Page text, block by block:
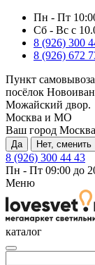
Пн - Пт
Сб - Вс с
8 (926) 300
8 (926) 672
Пункт
посёлок
Можайский двор.
Москва и МО
Ваш город
Да Нет, сменить
8 (926) 300 44 43
Пн - Пт 09:00 до
Меню
каталог